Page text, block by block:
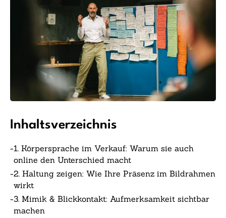
Inhaltsverzeichnis
-1. Körpersprache im Verkauf: Warum sie auch
online den Unterschied macht
-2. Haltung zeigen: Wie Ihre Präsenz im Bildrahmen
wirkt
-3. Mimik & Blickkontakt: Aufmerksamkeit sichtbar
machen